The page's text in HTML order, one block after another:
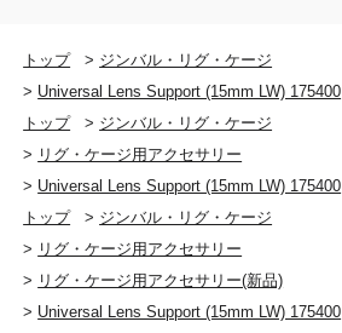
トップ > ジンバル・リグ・ケージ
> Universal Lens Support (15mm LW) 175400
トップ
> ジンバル・リグ・ケージ
> リグ・ケージ用アクセサリー
> Universal Lens Support (15mm LW) 175400
トップ
> ジンバル・リグ・ケージ
> リグ・ケージ用アクセサリー
> リグ・ケージ用アクセサリー(新品)
> Universal Lens Support (15mm LW) 175400